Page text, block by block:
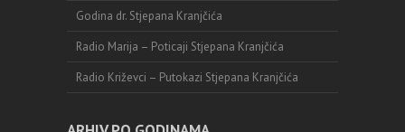
Godina dr. Stjepana Kranjčića
Radio Marija – Poticaji Stjepana Kranjčića
Radio Križevci – Putokazi Stjepana Kranjčića